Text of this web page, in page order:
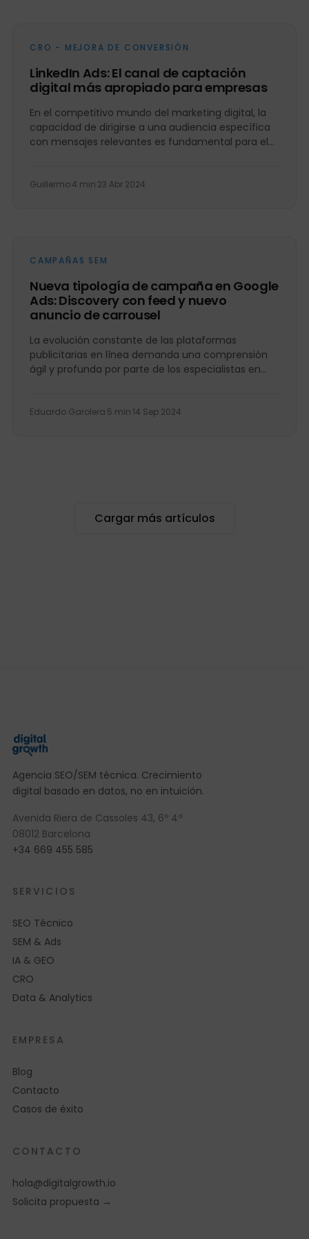
CRO - MEJORA DE CONVERSIÓN
LinkedIn Ads: El canal de captación
digital más apropiado para empresas
En el competitivo mundo del marketing digital, la
capacidad de dirigirse a una audiencia específica
con mensajes relevantes es fundamental para el
Guillermo·4 min 23 Abr 2024
CAMPAÑAS SEM
Nueva tipología de campaña en Google
Ads: Discovery con feed y nuevo
anuncio de carrousel
La evolución constante de las plataformas
publicitarias en línea demanda una comprensión
ágil y profunda por parte de los especialistas en
Eduardo Garolera 5 min 14 Sep 2024
Cargar más artículos
Agencia SEO/SEM técnica. Crecimiento
digital basado en datos, no en intuición.
Avenida Riera de Cassoles 43, 6º 4ª
08012 Barcelona
+34 669 455 585
SERVICIOS
SEO Técnico
SEM & Ads
IA & GEO
CRO
Data & Analytics
EMPRESA
Blog
Contacto
Casos de éxito
CONTACTO
hola@digitalgrowth.io
Solicita propuesta →